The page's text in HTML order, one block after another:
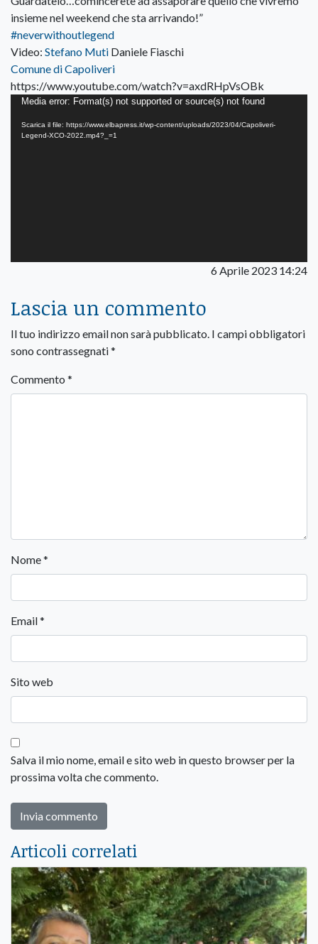
insieme nel weekend che sta arrivando!”
#neverwithoutlegend
Video: Stefano Muti Daniele Fiaschi
Comune di Capoliveri
https://www.youtube.com/watch?v=axdRHpVsOBk
Video
Player
Media error: Format(s) not supported or source(s) not found
Scarica il file: https://www.elbapress.it/wp-content/uploads/2023/04/Capoliveri-
Legend-XCO-2022.mp4?_=1
6 Aprile 2023 14:24
Lascia un commento
Il tuo indirizzo email non sarà pubblicato. I campi obbligatori
sono contrassegnati*
Commento *
Nome*
Email*
Sito web
Salva il mio nome, email e sito web in questo browser per la
prossima volta che commento.
Articoli correlati